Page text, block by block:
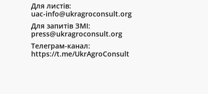
Для листів:
uac-info@ukragroconsult.org
Для запитів ЗМІ:
press@ukragroconsult.org
Телеграм-канал:
https://t.me/UkrAgroConsult